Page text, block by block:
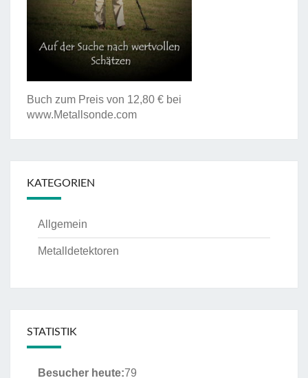
Buch zum Preis von 12,80 € bei
www.Metallsonde.com
KATEGORIEN
Allgemein
Metalldetektoren
STATISTIK
Besucher heute:79